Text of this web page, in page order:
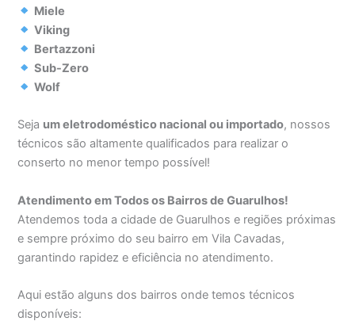
Miele
Viking
Bertazzoni
Sub-Zero
Wolf
Seja um eletrodoméstico nacional ou importado, nossos
técnicos são altamente qualificados para realizar o
conserto no menor tempo possível!
Atendimento em Todos os Bairros de Guarulhos!
Atendemos toda a cidade de Guarulhos e regiões próximas
e sempre próximo do seu bairro em Vila Cavadas,
garantindo rapidez e eficiência no atendimento.
Aqui estão alguns dos bairros onde temos técnicos
disponíveis: